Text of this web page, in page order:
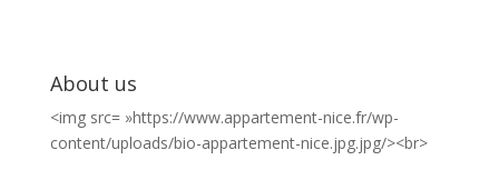
About us
<img src= »https://www.appartement-nice.fr/wp-
content/uploads/bio-appartement-nice.jpg.jpg/><br>